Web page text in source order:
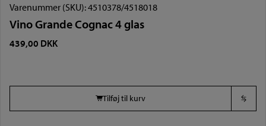
Varenummer (SKU):4510378/4518018
Vino Grande Cognac 4 glas
439,00 DKK
Tilføj til kurv